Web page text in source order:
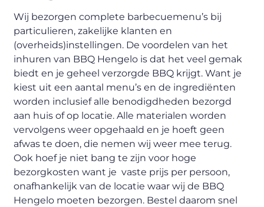
Wij bezorgen complete barbecuemenu’s bij
particulieren, zakelijke klanten en
(overheids)instellingen. De voordelen van het
inhuren van BBQ Hengelo is dat het veel gemak
biedt en je geheel verzorgde BBQ krijgt. Want je
kiest uit een aantal menu’s en de ingrediënten
worden inclusief alle benodigdheden bezorgd
aan huis of op locatie. Alle materialen worden
vervolgens weer opgehaald en je hoeft geen
afwas te doen, die nemen wij weer mee terug.
Ook hoef je niet bang te zijn voor hoge
bezorgkosten want je vaste prijs per persoon,
onafhankelijk van de locatie waar wij de BBQ
Hengelo moeten bezorgen. Bestel daarom snel